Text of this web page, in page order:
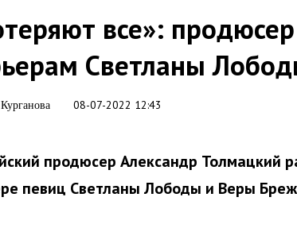
все»:
Светланы
08-07-2022 12:43
продюсер Александр Толмацкий
певиц Светланы Лободы и Веры